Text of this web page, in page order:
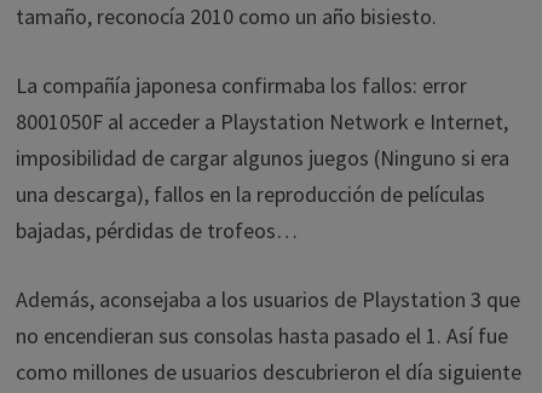
tamaño, reconocía 2010 como un año bisiesto.
La compañía japonesa confirmaba los fallos: error
8001050F al acceder a Playstation Network e Internet,
imposibilidad de cargar algunos juegos (Ninguno si era
una descarga), fallos en la reproducción de películas
bajadas, pérdidas de trofeos…
Además, aconsejaba a los usuarios de Playstation 3 que
no encendieran sus consolas hasta pasado el 1. Así fue
como millones de usuarios descubrieron el día siguiente